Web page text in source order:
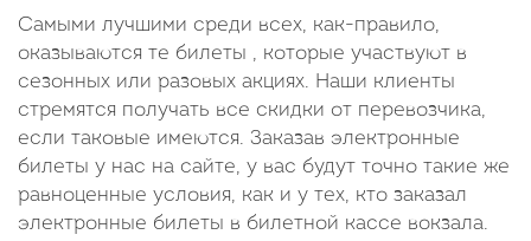
Самыми лучшими среди всех, как-правило,
оказываются те билеты , которые участвуют в
сезонных или разовых акциях. Наши клиенты
стремятся получать все скидки от перевозчика,
если таковые имеются. Заказав электронные
билеты у нас на сайте, у вас будут точно такие же
равноценные условия, как и у тех, кто заказал
электронные билеты в билетной кассе вокзала.